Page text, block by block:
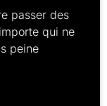
passer des
qui ne
peine